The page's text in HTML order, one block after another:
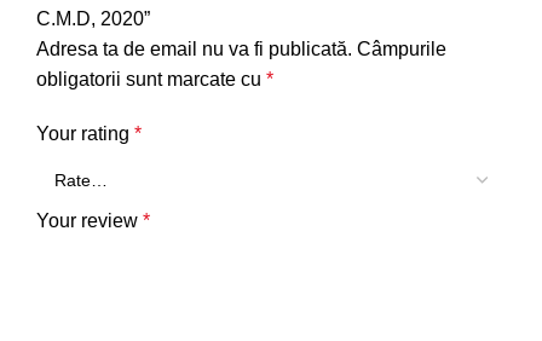
C.M.D, 2020”
Adresa ta de email nu va fi publicată. Câmpurile
obligatorii sunt marcate cu *
Your rating *
Your review *